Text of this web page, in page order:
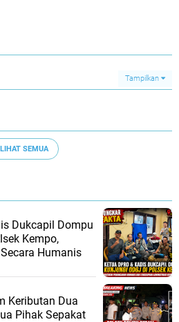
Tampilkan
LIHAT SEMUA
Dukcapil Dompu
Kempo,
Humanis
Keributan Dua
Pihak Sepakat